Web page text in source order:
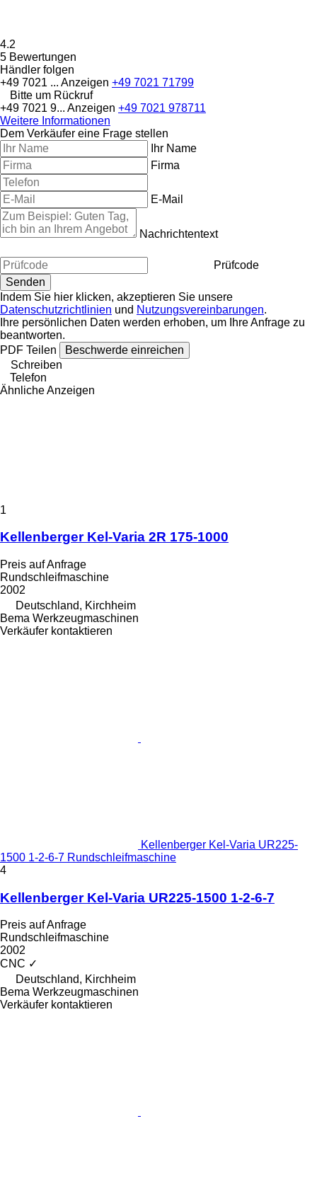
4.2
5 Bewertungen
Händler folgen
+49 7021 ... Anzeigen +49 7021 71799
Bitte um Rückruf
+49 7021 9... Anzeigen +49 7021 978711
Weitere Informationen
Dem Verkäufer eine Frage stellen
Ihr Name
Firma
E-Mail
Nachrichtentext
Prüfcode
Indem Sie hier klicken, akzeptieren Sie unsere
Datenschutzrichtlinien und Nutzungsvereinbarungen.
Ihre persönlichen Daten werden erhoben, um Ihre Anfrage zu
beantworten.
PDF Teilen
Beschwerde einreichen
Schreiben
Telefon
Ähnliche Anzeigen
1
Kellenberger Kel-Varia 2R 175-1000
Preis auf Anfrage
Rundschleifmaschine
2002
Deutschland, Kirchheim
Bema Werkzeugmaschinen
Verkäufer kontaktieren
Kellenberger Kel-Varia UR225-
1500 1-2-6-7 Rundschleifmaschine
4
Kellenberger Kel-Varia UR225-1500 1-2-6-7
Preis auf Anfrage
Rundschleifmaschine
2002
CNC ✓
Deutschland, Kirchheim
Bema Werkzeugmaschinen
Verkäufer kontaktieren